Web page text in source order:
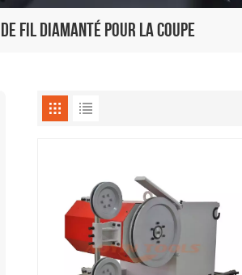
Fil Diamanté Pour La Coupe